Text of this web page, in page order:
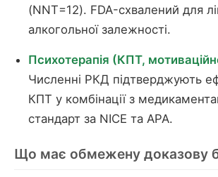
(NNT=12). FDA-схвалений для
алкогольної залежності.
Психотерапія (КПТ,
Численні РКД підтверджують
КПТ у комбінації з
стандарт за NICE та APA.
Що має обмежену доказову